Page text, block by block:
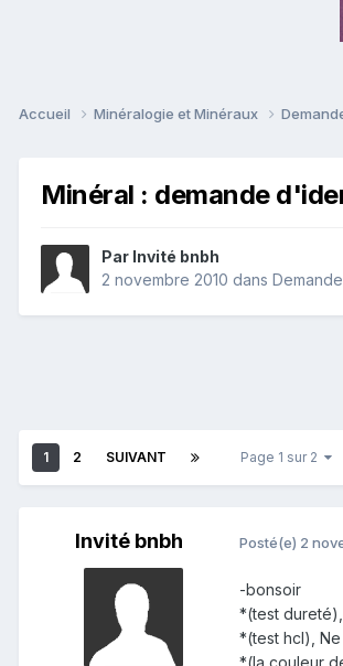
Accueil Minéralogie et Minéraux
Minéral : demande
Par Invité bnbh
2 novembre 2010 dans
1 2 SUIVANT Page 1 sur 2
Invité bnbh Posté(e) 2
-bonsoir
*(test
*(test hcl),